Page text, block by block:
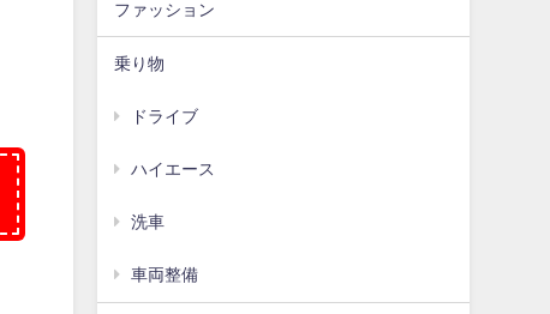
ファッション
乗り物
ドライブ
ハイエース
洗車
車両整備